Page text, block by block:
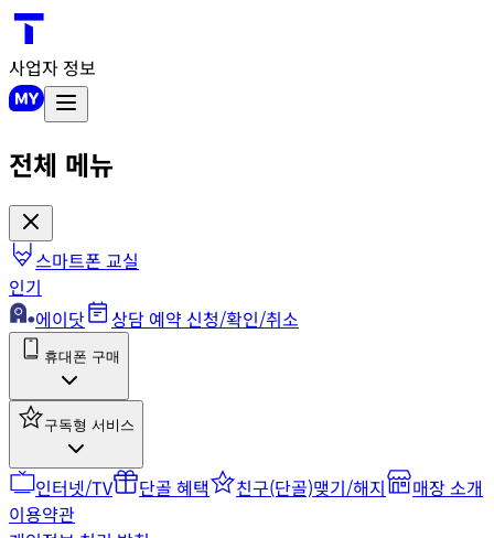
사업자 정보
전체 메뉴
스마트폰 교실
인기
에이닷
상담 예약 신청/확인/취소
휴대폰 구매
구독형 서비스
인터넷/TV 단골 혜택 친구(단골)맺기/해지
매장 소개
이용약관